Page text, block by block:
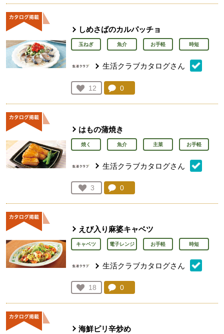
しめさばのカルパッチョ
玉ねぎ 魚介 お手軽 時短
生活クラブカタログさん
お気に入り登録：
12
人が登録
コメント：
0
はもの蒲焼き
焼く 魚介 主菜 お手軽
生活クラブカタログさん
お気に入り登録：
3
人が登録
コメント：
0
えび入り麻婆キャベツ
キャベツ 電子レンジ お手軽 時短
生活クラブカタログさん
お気に入り登録：
18
人が登録
コメント：
0
海鮮ピリ辛炒め